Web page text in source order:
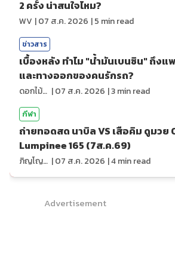
2 ครั้ง น่าสนใจไหม?
WV |07 ส.ค. 2026 |5 min read
ข่าวสาร
เบื้องหลัง ทำไม "น้ำมันเบนซิน" ถึงแ
และทางออกของคนรักรถ?
ดอกไม้กับสายน้ำ |07 ส.ค. 2026 |3min read
กีฬา
ถ่ายทอดสด นาบิล VS เสือคิม ดูมวย
Lumpinee 165 (7ส.ค.69)
ภิญโญ ส่องแสง |07 ส.ค. 2026 |4min read
Advertisement